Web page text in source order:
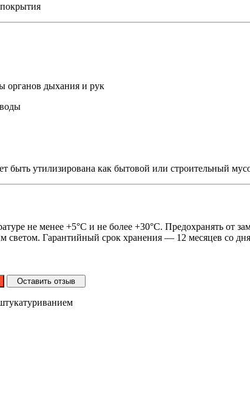
покрытия
органов дыхания и рук
быть утилизирована как бытовой или строительный
не менее +5°C и не более +30°C. Предохранять от
светом. Гарантийный срок хранения — 12 месяцев со
Оставить отзыв